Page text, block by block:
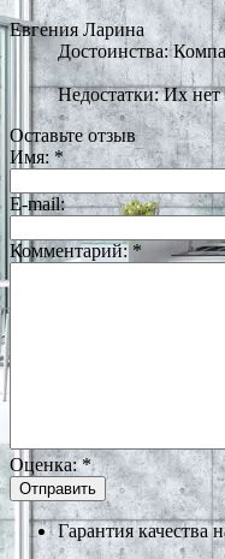
Евгения Ларина
Достоинства:
Недостатки: Их нет
Оставьте отзыв
Имя: *
E-mail:
Комментарий: *
Оценка:*
Гарантия качества